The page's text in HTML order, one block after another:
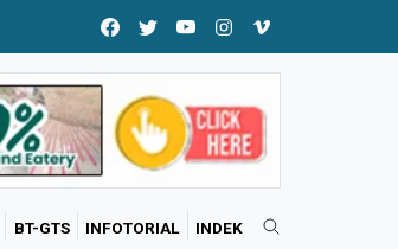
BT-GTS INFOTORIAL INDEK